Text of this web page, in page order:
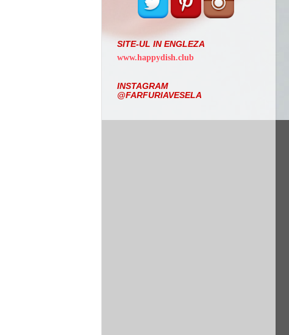
SITE-UL IN ENGLEZA
www.happydish.club
INSTAGRAM
@FARFURIAVESELA